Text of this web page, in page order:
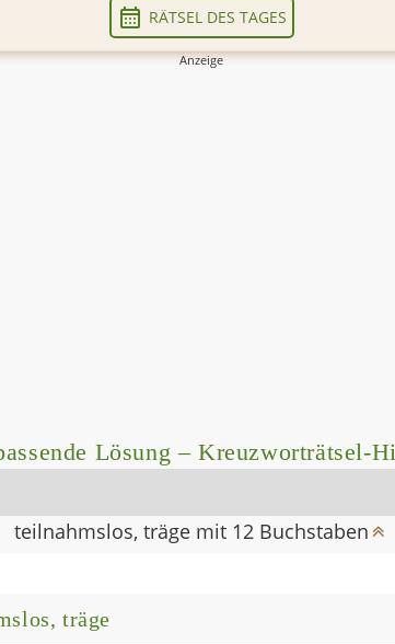
RÄTSEL DES TAGES
Lösung – Kreuzworträtsel-
teilnahmslos, träge mit 12 Buchstaben
träge